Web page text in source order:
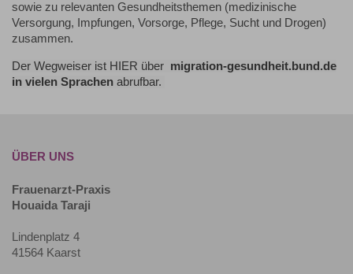
sowie zu relevanten Gesundheitsthemen (medizinische
Versorgung, Impfungen, Vorsorge, Pflege, Sucht und Drogen)
zusammen.
Der Wegweiser ist HIER über migration-gesundheit.bund.de
in vielen Sprachen abrufbar.
ÜBER UNS
Frauenarzt-Praxis
Houaida Taraji
Lindenplatz 4
41564 Kaarst